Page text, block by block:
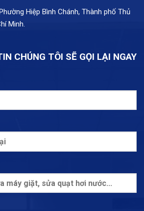
Hiệp Bình Chánh, Thành phố Thủ
Minh.
CHÚNG TÔI SẼ GỌI LẠI NGAY